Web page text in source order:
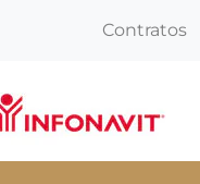
Contratos